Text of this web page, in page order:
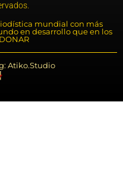
mundial con más
en desarrollo que en los
Atiko.Studio